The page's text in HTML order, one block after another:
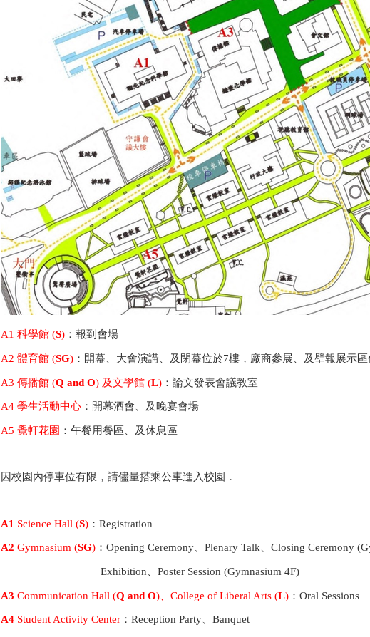
A1 科學館 (S)：報到會場
A2 體育館 (SG)：開幕、大會演講、及閉幕位於7樓，廠商參展、及壁報展示
A3 傳播館 (Q and O) 及文學館 (L)：論文發表會議教室
A4 學生活動中心：開幕酒會、及晚宴會場
A5 覺軒花園 ：午餐用餐區、及休息區
因校園內停車位有限，請儘量搭乘公車進入校園．
A1 Science Hall (S)：Registration
A2 Gymnasium (SG)：Opening Ceremony、Plenary Talk、Closing Ceremony
Exhibition、Poster Session (Gymnasium 4F)
A3 Communication Hall (Q and O)、College of Liberal Arts (L)：Oral Sessions
A4Student Activity Center：Reception Party、Banquet